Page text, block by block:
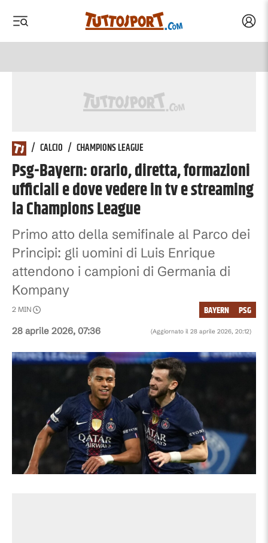
/ CALCIO / CHAMPIONS LEAGUE
Psg-Bayern: orario, diretta, formazioni
ufficiali e dove vedere in tv e streaming
la Champions League
Primo atto della semifinale al Parco dei
Principi: gli uomini di Luis Enrique
attendono i campioni di Germania di
Kompany
28 aprile 2026, 07:36 (Aggiornato il 28 aprile 2026, 20:12)
2 MIN PSG
BAYERN